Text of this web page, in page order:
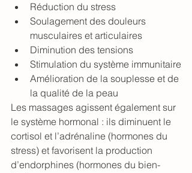
Réduction du stress
Soulagement des douleurs
musculaires et articulaires
Diminution des tensions
Stimulation du système immunitaire
Amélioration de la souplesse et de
la qualité de la peau
Les massages agissent également sur
le système hormonal : ils diminuent le
cortisol et l’adrénaline (hormones du
stress) et favorisent la production
d’endorphines (hormones du bien-